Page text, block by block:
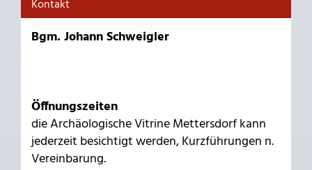
Kontakt
Bgm. Johann Schweigler
Öffnungszeiten
die Archäologische Vitrine Mettersdorf kann
jederzeit besichtigt werden, Kurzführungen n.
Vereinbarung.